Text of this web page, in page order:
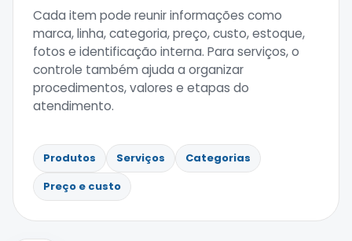
Cada item pode reunir informações como
marca, linha, categoria, preço, custo, estoque,
fotos e identificação interna. Para serviços, o
controle também ajuda a organizar
procedimentos, valores e etapas do
atendimento.
Produtos Serviços
Categorias
Preço e custo